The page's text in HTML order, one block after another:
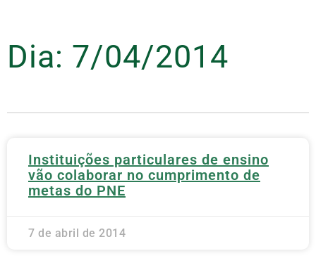
Dia: 7/04/2014
Instituições particulares de ensino
vão colaborar no cumprimento de
metas do PNE
7 de abril de 2014